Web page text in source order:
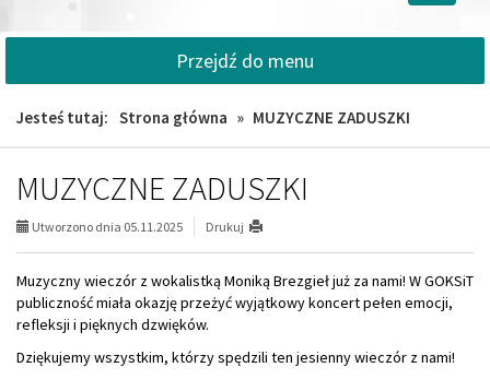
Przejdź do menu
Jesteś tutaj: Strona główna » MUZYCZNE ZADUSZKI
MUZYCZNE ZADUSZKI
Utworzono dnia 05.11.2025 Drukuj
Muzyczny wieczór z wokalistką Moniką Brezgieł już za nami! W GOKSiT
publiczność miała okazję przeżyć wyjątkowy koncert pełen emocji,
refleksji i pięknych dzwięków.
Dziękujemy wszystkim, którzy spędzili ten jesienny wieczór z nami!